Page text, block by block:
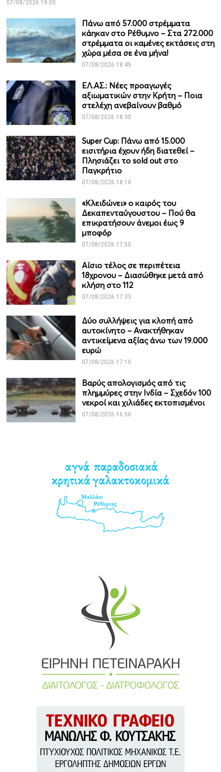
07/08/2026 19:00
Πάνω από 57.000 στρέμματα
κάηκαν στο Ρέθυμνο – Στα 272.000
στρέμματα οι καμένες εκτάσεις στη
χώρα μέσα σε ένα μήνα!
07/08/2026 18:45
ΕΛ.ΑΣ.: Νέες προαγωγές
αξιωματικών στην Κρήτη – Ποια
στελέχη ανεβαίνουν βαθμό
07/08/2026 18:30
Super Cup: Πάνω από 15.000
εισιτήρια έχουν ήδη διατεθεί –
Πλησιάζει το sold out στο
Παγκρήτιο
07/08/2026 18:10
«Κλειδώνει» ο καιρός του
Δεκαπενταύγουστου – Πού θα
επικρατήσουν άνεμοι έως 9
μποφόρ
07/08/2026 17:50
Αίσιο τέλος σε περιπέτεια
18χρονου – Διασώθηκε μετά από
κλήση στο 112
07/08/2026 17:33
Δύο συλλήψεις για κλοπή από
αυτοκίνητο – Ανακτήθηκαν
αντικείμενα αξίας άνω των 19.000
ευρώ
07/08/2026 17:10
Βαρύς απολογισμός από τις
πλημμύρες στην Ινδία – Σχεδόν 100
νεκροί και χιλιάδες εκτοπισμένοι
07/08/2026 16:50